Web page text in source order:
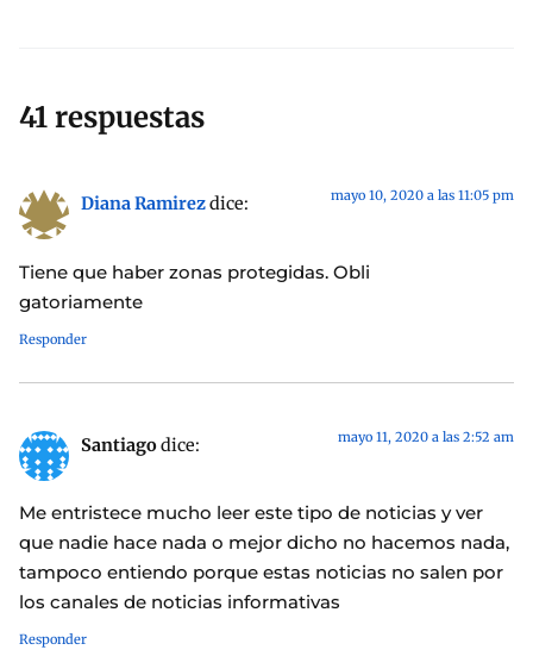
41 respuestas
Diana Ramirezdice: mayo 10, 2020 a las 11:05 pm
Tiene que haber zonas protegidas. Obli
gatoriamente
Responder
Santiagodice: mayo 11, 2020 a las 2:52 am
Me entristece mucho leer este tipo de noticias y ver
que nadie hace nada o mejor dicho no hacemos nada,
tampoco entiendo porque estas noticias no salen por
los canales de noticias informativas
Responder